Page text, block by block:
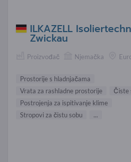
ILKAZELL
Zwickau
Proizvođač Njemačka
Prostorije s hladnjačama
Vrata za rashladne prostorije
Čiste
Postrojenja za ispitivanje klime
Stropovi za čistu sobu
...